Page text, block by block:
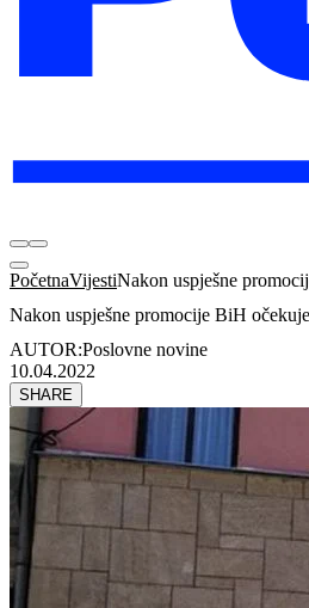
PočetnaVijestiNakon uspješne
Nakon uspješne promocije BiH
AUTOR:Poslovne novine
10.04.2022
SHARE